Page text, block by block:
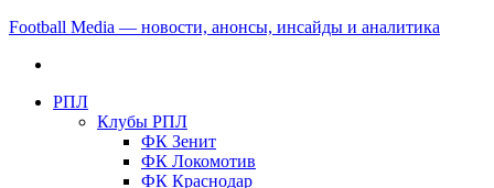
Football Media — новости, анонсы, инсайды и аналитика
РПЛ
Клубы РПЛ
ФК Зенит
ФК Локомотив
ФК Краснодар